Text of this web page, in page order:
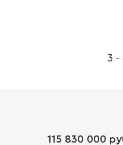
3 -
115 830 000